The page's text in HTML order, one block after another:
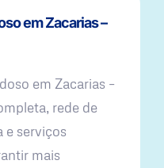
em Zacarias –
em Zacarias –
rede de
e serviços
mais